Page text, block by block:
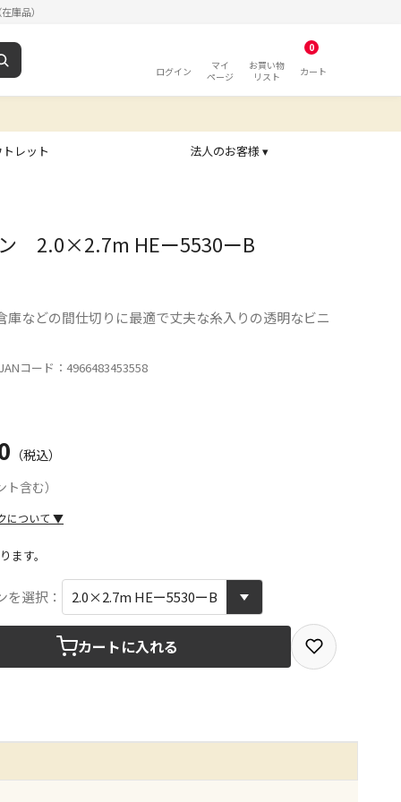
庫品）
ログイン
マイ
ページ
お買い物
リスト
0
カート
レット 法人のお客様 ▾
2.0×2.7m HEー5530ーB
庫などの間仕切りに最適で丈夫な糸入りの透明なビニ
コード：4966483453558
（税込）
含む）
について ▼
を選択できる商品です
できる商品です（宅配便でのお届けができません）
は、全て同じ店舗での受取となります
ます。
選択：
カートに入れる